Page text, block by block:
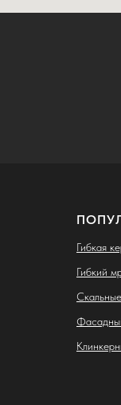
Гибкая
Гибкий